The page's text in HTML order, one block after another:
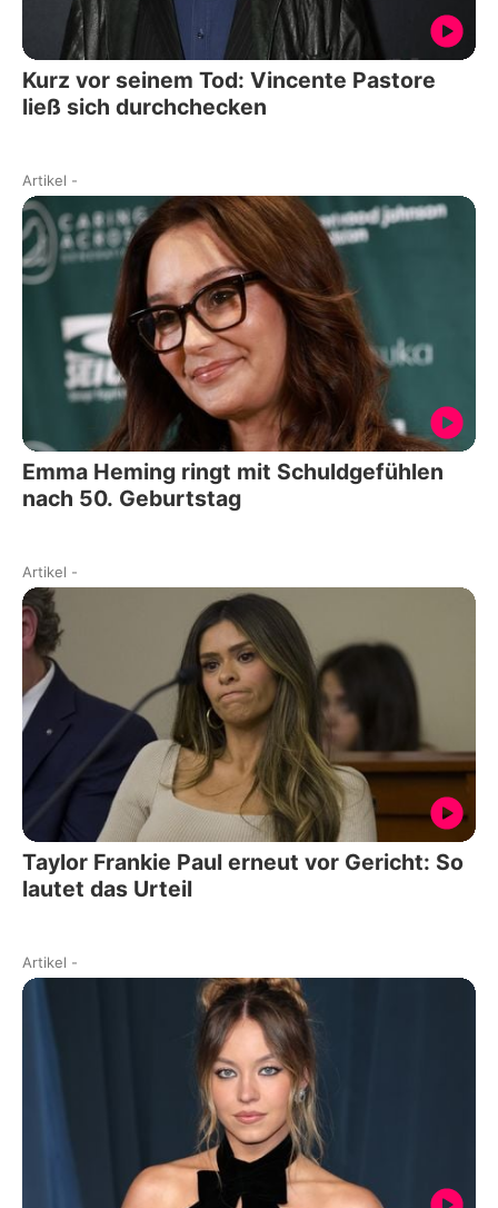
Kurz vor seinem Tod: Vincente Pastore
ließ sich durchchecken
Artikel -
Emma Heming ringt mit Schuldgefühlen
nach 50. Geburtstag
Artikel -
Taylor Frankie Paul erneut vor Gericht: So
lautet das Urteil
Artikel -